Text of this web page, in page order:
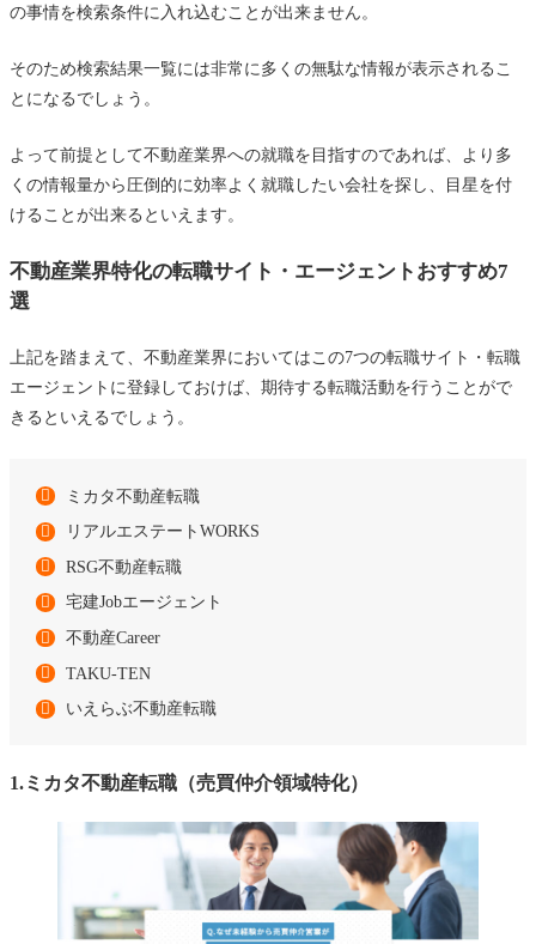
の事情を検索条件に入れ込むことが出来ません。
そのため検索結果一覧には非常に多くの無駄な情報が表示されるこ
とになるでしょう。
よって前提として不動産業界への就職を目指すのであれば、より多
くの情報量から圧倒的に効率よく就職したい会社を探し、目星を付
けることが出来るといえます。
不動産業界特化の転職サイト・エージェントおすすめ7
選
上記を踏まえて、不動産業界においてはこの7つの転職サイト・転職
エージェントに登録しておけば、期待する転職活動を行うことがで
きるといえるでしょう。
ミカタ不動産転職
リアルエステートWORKS
RSG不動産転職
宅建Jobエージェント
不動産Career
TAKU-TEN
いえらぶ不動産転職
1.ミカタ不動産転職（売買仲介領域特化）